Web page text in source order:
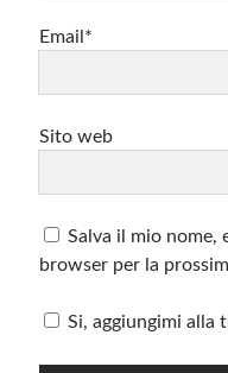
Email*
Sito web
Salva il mio nome,
browser per la
Si, aggiungimi alla